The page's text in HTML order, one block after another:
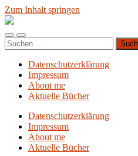
Zum Inhalt springen
Blog.Planet-
Mobile-
Menü
Suchfeld
ein-/ausblenden
Suchen
nach:
Datenschutzerklärung
Impressum
About me
Aktuelle Bücher
Datenschutzerklärung
Impressum
About me
Aktuelle Bücher